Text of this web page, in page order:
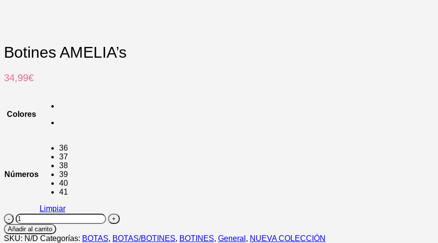
Botines AMELIA’s
34,99€
Colores
Números
36
37
38
39
40
41
Limpiar
Botines
AMELIA’s
cantidad
Añadir al carrito
SKU: N/D Categorías: BOTAS, BOTAS/BOTINES, BOTINES, General , NUEVA COLECCIÓN